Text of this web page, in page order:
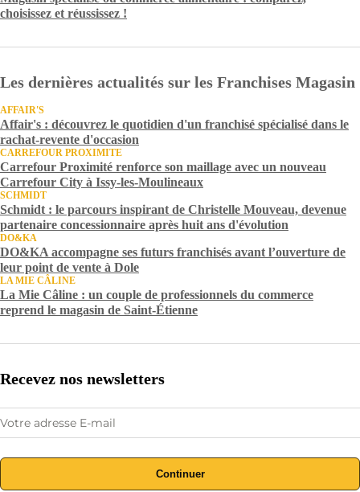
choisissez et réussissez !
Les dernières actualités sur les Franchises Magasin
AFFAIR'S
Affair's : découvrez le quotidien d'un franchisé spécialisé dans le
rachat-revente d'occasion
CARREFOUR PROXIMITE
Carrefour Proximité renforce son maillage avec un nouveau
Carrefour City à Issy-les-Moulineaux
SCHMIDT
Schmidt : le parcours inspirant de Christelle Mouveau, devenue
partenaire concessionnaire après huit ans d'évolution
DO&KA
DO&KA accompagne ses futurs franchisés avant l’ouverture de
leur point de vente à Dole
LA MIE CÂLINE
La Mie Câline : un couple de professionnels du commerce
reprend le magasin de Saint-Étienne
Recevez nos newsletters
Continuer